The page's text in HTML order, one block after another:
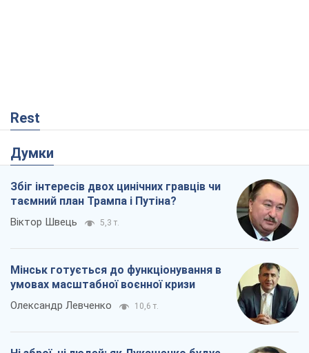
Rest
Думки
Збіг інтересів двох цинічних гравців чи
таємний план Трампа і Путіна?
Віктор Швець 5,3 т.
Мінськ готується до функціонування в
умовах масштабної воєнної кризи
Олександр Левченко 10,6 т.